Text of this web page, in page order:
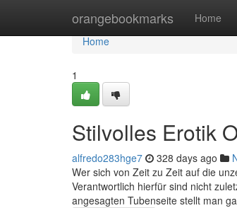
orangebookmarks Home
Home
Home
1
Stilvolles Erotik
alfredo283hge7 328 days ago
Wer sich von Zeit zu Zeit auf die
Verantwortlich hierfür sind nicht
angesagten Tubenseite stellt man